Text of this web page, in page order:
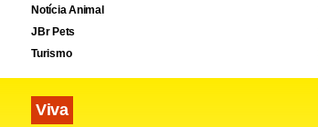
Notícia Animal
JBr Pets
Turismo
Viva